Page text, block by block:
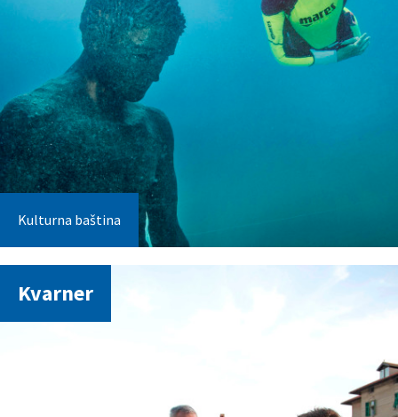
Kulturna baština
Kvarner